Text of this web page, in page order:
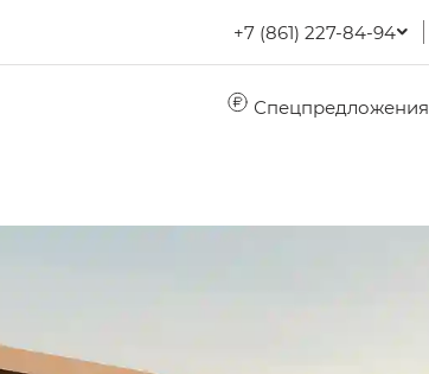
+7 (861) 227-84-94
Спецпредложения